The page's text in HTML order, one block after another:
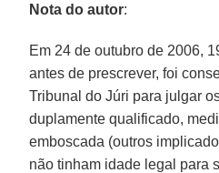
Nota do autor:
Em 24 de outubro de 2006,
antes de prescrever, foi
Tribunal do Júri para julgar
duplamente qualificado,
emboscada (outros
não tinham idade legal para